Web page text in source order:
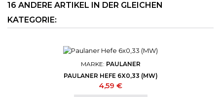
16 ANDERE ARTIKEL IN DER GLEICHEN
KATEGORIE:
MARKE: PAULANER
PAULANER HEFE 6X0,33 (MW)
Preis
4,59 €